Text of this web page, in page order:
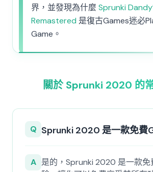
界，並發現為什麼 Sprunki
Remastered 是復古Games迷必
Game。
關於 Sprunki 2020 的
Q Sprunki 2020 是一款免費
A 是的，Sprunki 2020 是一款免